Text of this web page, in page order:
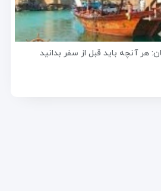
هر آنچه باید قبل از سفر بدانید